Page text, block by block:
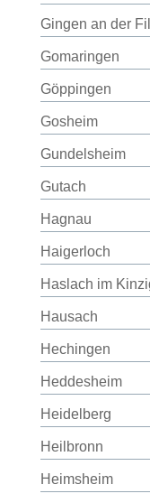
Gingen an der
Gomaringen
Göppingen
Gosheim
Gundelsheim
Gutach
Hagnau
Haigerloch
Haslach im
Hausach
Hechingen
Heddesheim
Heidelberg
Heilbronn
Heimsheim